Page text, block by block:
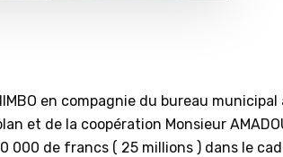
en compagnie du bureau municipal
et de la coopération Monsieur
000 de francs ( 25 millions ) dans le